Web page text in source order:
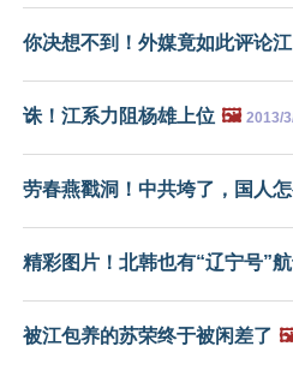
你决想不到！外媒竟如此评论江
诛！江系力阻杨雄上位 🖼️ 2013/
劳春燕戳洞！中共垮了，国人
精彩图片！北韩也有“辽宁号”
被江包养的苏荣终于被闲差了